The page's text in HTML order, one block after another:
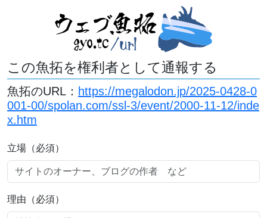
この魚拓を権利者として通報する
魚拓のURL： https://megalodon.jp/2025-0428-0
001-00/spolan.com/ssl-3/event/2000-11-12/inde
x.htm
立場（必須）
理由（必須）